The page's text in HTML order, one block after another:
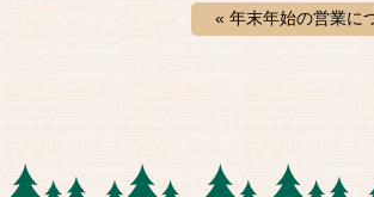
« 年末年始の営業に